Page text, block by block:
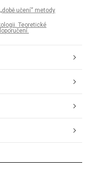
učení“ metody
Teoretické